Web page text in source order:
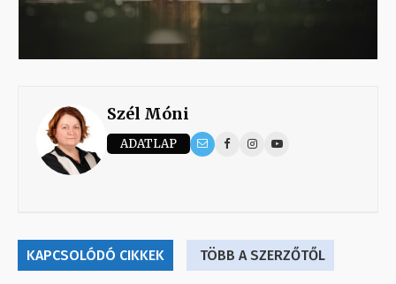
Szél Móni
ADATLAP
KAPCSOLÓDÓ CIKKEK TÖBB A SZERZŐTŐL